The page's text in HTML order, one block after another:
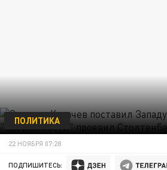
ПОЛИТИКА
22 НОЯБРЯ 07:28
ПОДПИШИТЕСЬ: